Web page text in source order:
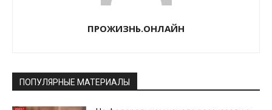
ПРОЖИЗНЬ.ОНЛАЙН
ПОПУЛЯРНЫЕ МАТЕРИАЛЫ